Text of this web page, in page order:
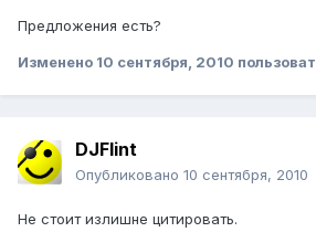
Предложения есть?
Изменено 10 сентября, 2010
DJFlint
Опубликовано 10 сентября, 2010
Не стоит излишне цитировать.